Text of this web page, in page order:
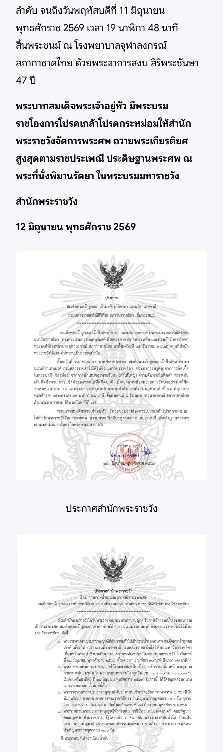
ลำดับ จนถึงวันพฤหัสบดีที่ 11 มิถุนายน
พุทธศักราช 2569 เวลา 19 นาฬิกา 48 นาที
สิ้นพระชนม์ ณ โรงพยาบาลจุฬาลงกรณ์
สภากาชาดไทย ด้วยพระอาการสงบ สิริพระชันษา
47 ปี
พระบาทสมเด็จพระเจ้าอยู่หัว มีพระบรม
ราชโองการโปรดเกล้าโปรดกระหม่อมให้สำนัก
พระราชวังจัดการพระศพ ถวายพระเกียรติยศ
สูงสุดตามราชประเพณี ประดิษฐานพระศพ ณ
พระที่นั่งพิมานรัตยา ในพระบรมมหาราชวัง
สำนักพระราชวัง
12 มิถุนายน พุทธศักราช 2569
ประกาศสำนักพระราชวัง